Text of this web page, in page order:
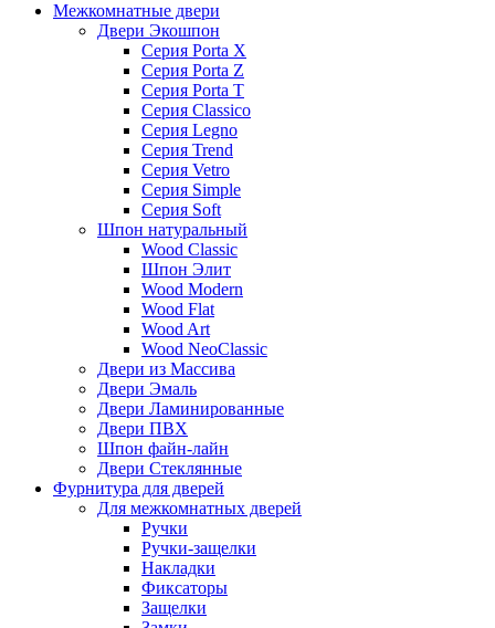
Межкомнатные двери
Двери Экошпон
Серия Porta X
Серия Porta Z
Серия Porta T
Серия Classico
Серия Legno
Серия Trend
Серия Vetro
Серия Simple
Серия Soft
Шпон натуральный
Wood Classic
Шпон Элит
Wood Modern
Wood Flat
Wood Art
Wood NeoClassic
Двери из Массива
Двери Эмаль
Двери Ламинированные
Двери ПВХ
Шпон файн-лайн
Двери Стеклянные
Фурнитура для дверей
Для межкомнатных дверей
Ручки
Ручки-защелки
Накладки
Фиксаторы
Защелки